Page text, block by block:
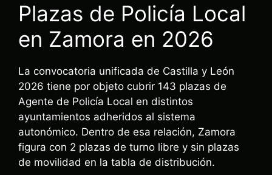
Plazas de Policía Local
en Zamora en 2026
La convocatoria unificada de Castilla y León
2026 tiene por objeto cubrir 143 plazas de
Agente de Policía Local en distintos
ayuntamientos adheridos al sistema
autonómico. Dentro de esa relación, Zamora
figura con 2 plazas de turno libre y sin plazas
de movilidad en la tabla de distribución.